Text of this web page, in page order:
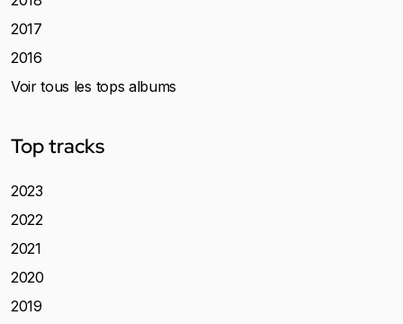
2017
2016
Voir tous les tops albums
Top tracks
2023
2022
2021
2020
2019